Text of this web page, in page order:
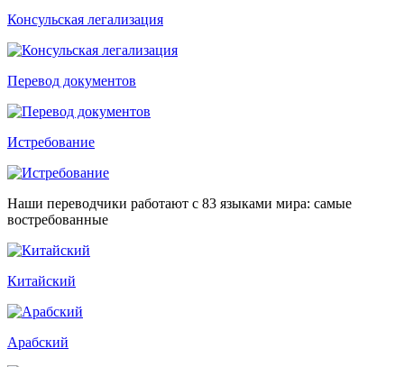
Консульская легализация
Перевод документов
Истребование
Наши переводчики работают с 83 языками мира: самые
востребованные
Китайский
Арабский